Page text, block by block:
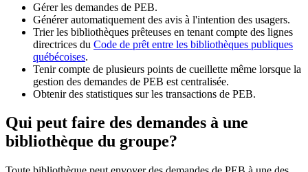
Gérer les demandes de PEB.
Générer automatiquement des avis à l'intention des usagers.
Trier les bibliothèques prêteuses en tenant compte des lignes
directrices du Code de prêt entre les bibliothèques publiques
québécoises.
Tenir compte de plusieurs points de cueillette même lorsque la
gestion des demandes de PEB est centralisée.
Obtenir des statistiques sur les transactions de PEB.
Qui peut faire des demandes à une
bibliothèque du groupe?